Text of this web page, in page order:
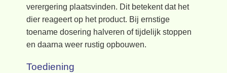
verergering plaatsvinden. Dit betekent dat het
dier reageert op het product. Bij ernstige
toename dosering halveren of tijdelijk stoppen
en daarna weer rustig opbouwen.
Toediening